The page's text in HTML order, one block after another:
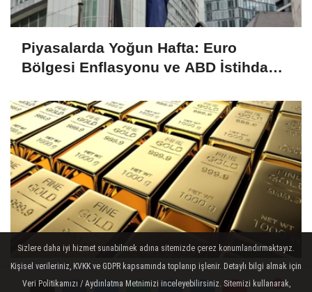
Piyasalarda Yoğun Hafta: Euro
Bölgesi Enflasyonu ve ABD İstihdam
Altın Fiyatlarında Rekor Artış: Küresel
Sizlere daha iyi hizmet sunabilmek adına sitemizde çerez konumlandırmaktayız.
Kişisel verileriniz, KVKK ve GDPR kapsamında toplanıp işlenir. Detaylı bilgi almak için
Veri Politikamızı / Aydınlatma Metnimizi inceleyebilirsiniz. Sitemizi kullanarak,